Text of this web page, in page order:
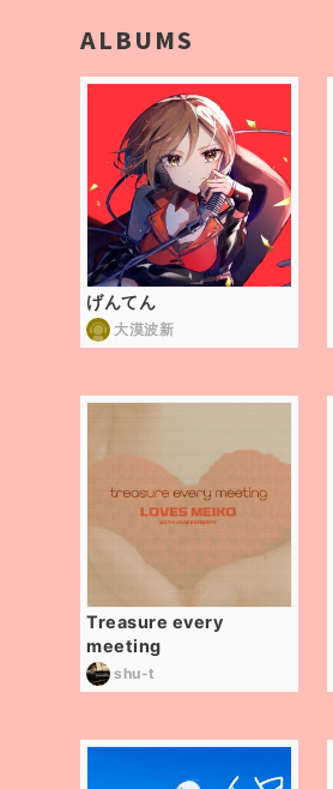
ALBUMS
げんてん
大漠波新
Treasure every
meeting
shu-t